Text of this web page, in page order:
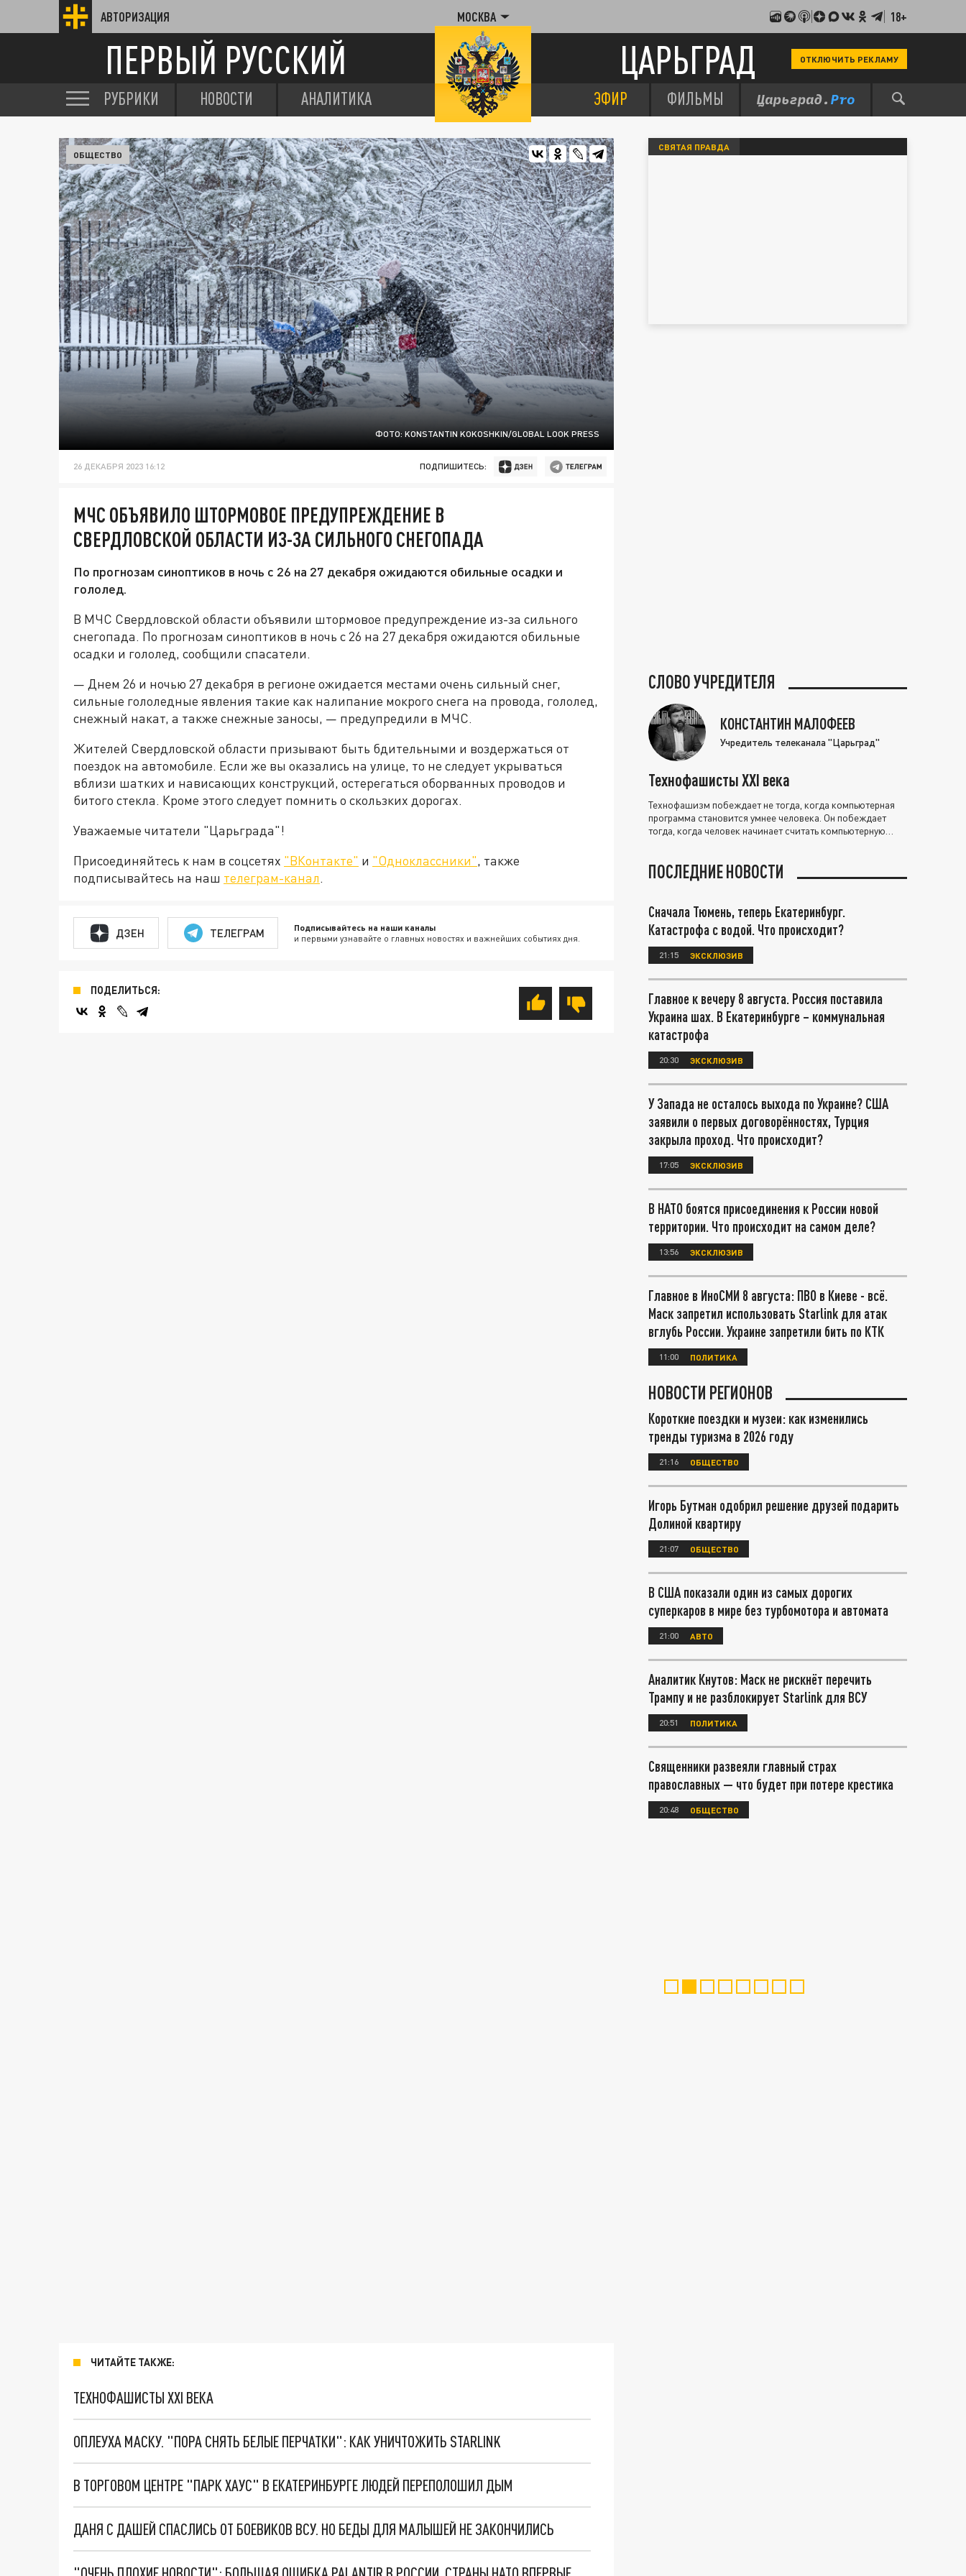
АВТОРИЗАЦИЯ МОСКВА 18+
ПЕРВЫЙ РУССКИЙ ЦАРЬГРАД ОТКЛЮЧИТЬ РЕКЛАМУ
РУБРИКИ НОВОСТИ АНАЛИТИКА ЭФИР ФИЛЬМЫ
ФОТО: KONSTANTIN KOKOSHKIN/GLOBAL LOOK PRESS
ОБЩЕСТВО
26 ДЕКАБРЯ 2023 16:12 ПОДПИШИТЕСЬ:
МЧС ОБЪЯВИЛО ШТОРМОВОЕ ПРЕДУПРЕЖДЕНИЕ В
СВЕРДЛОВСКОЙ ОБЛАСТИ ИЗ-ЗА СИЛЬНОГО СНЕГОПАДА
По прогнозам синоптиков в ночь с 26 на 27 декабря ожидаются обильные осадки и
гололед.
В МЧС Свердловской области объявили штормовое предупреждение из-за сильного
снегопада. По прогнозам синоптиков в ночь с 26 на 27 декабря ожидаются обильные
осадки и гололед, сообщили спасатели.
— Днем 26 и ночью 27 декабря в регионе ожидается местами очень сильный снег,
сильные гололедные явления такие как налипание мокрого снега на провода, гололед,
снежный накат, а также снежные заносы, — предупредили в МЧС.
Жителей Свердловской области призывают быть бдительными и воздержаться от
поездок на автомобиле. Если же вы оказались на улице, то не следует укрываться
вблизи шатких и нависающих конструкций, остерегаться оборванных проводов и
битого стекла. Кроме этого следует помнить о скользких дорогах.
Уважаемые читатели "Царьграда"!
Присоединяйтесь к нам в соцсетях "ВКонтакте" и "Одноклассники", также
подписывайтесь на наш телеграм-канал.
ДЗЕН ТЕЛЕГРАМ Подписывайтесь на наши каналы
и первыми узнавайте о главных новостях и важнейших событиях дня.
ПОДЕЛИТЬСЯ:
ЧИТАЙТЕ ТАКЖЕ:
ТЕХНОФАШИСТЫ XXI ВЕКА
ОПЛЕУХА МАСКУ. "ПОРА СНЯТЬ БЕЛЫЕ ПЕРЧАТКИ": КАК УНИЧТОЖИТЬ STARLINK
В ТОРГОВОМ ЦЕНТРЕ "ПАРК ХАУС" В ЕКАТЕРИНБУРГЕ ЛЮДЕЙ ПЕРЕПОЛОШИЛ ДЫМ
ДАНЯ С ДАШЕЙ СПАСЛИСЬ ОТ БОЕВИКОВ ВСУ. НО БЕДЫ ДЛЯ МАЛЫШЕЙ НЕ ЗАКОНЧИЛИСЬ
СВЯТАЯ ПРАВДА
СЛОВО УЧРЕДИТЕЛЯ
КОНСТАНТИН МАЛОФЕЕВ
Учредитель телеканала "Царьград"
Технофашисты XXI века
Технофашизм побеждает не тогда, когда компьютерная
программа становится умнее человека. Он побеждает
тогда, когда человек начинает считать компьютерную
ПОСЛЕДНИЕ НОВОСТИ
Сначала Тюмень, теперь Екатеринбург.
Катастрофа с водой. Что происходит?
21:15 ЭКСКЛЮЗИВ
Главное к вечеру 8 августа. Россия поставила
Украина шах. В Екатеринбурге – коммунальная
катастрофа
20:30 ЭКСКЛЮЗИВ
У Запада не осталось выхода по Украине? США
заявили о первых договорённостях, Турция
закрыла проход. Что происходит?
17:05 ЭКСКЛЮЗИВ
В НАТО боятся присоединения к России новой
территории. Что происходит на самом деле?
13:56 ЭКСКЛЮЗИВ
Главное в ИноСМИ 8 августа: ПВО в Киеве - всё.
Маск запретил использовать Starlink для атак
вглубь России. Украине запретили бить по КТК
11:00 ПОЛИТИКА
НОВОСТИ РЕГИОНОВ
Короткие поездки и музеи: как изменились
тренды туризма в 2026 году
21:16 ОБЩЕСТВО
Игорь Бутман одобрил решение друзей подарить
Долиной квартиру
21:07 ОБЩЕСТВО
В США показали один из самых дорогих
суперкаров в мире без турбомотора и автомата
21:00 АВТО
Аналитик Кнутов: Маск не рискнёт перечить
Трампу и не разблокирует Starlink для ВСУ
20:51 ПОЛИТИКА
Священники развеяли главный страх
православных — что будет при потере крестика
20:48 ОБЩЕСТВО